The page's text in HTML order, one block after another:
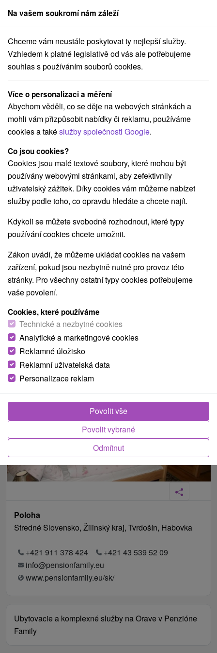
člen skupinySorger
Slovensko Žilinský kraj Habovka Pension Family Habovka
Pension Family Habovka
Habovka
Rezervovat přes booking
REZERVACE A VÝBĚR POBYTU
Kontaktujte přímo ubytovatele.
Navigovat do místa
O ZAŘÍZENÍ VYBAVENÍ
Poloha
Stredné Slovensko, Žilinský kraj, Tvrdošín, Habovka
+421 911 378 424
+421 43 539 52 09
info@pensionfamily.eu
www.pensionfamily.eu/sk/
Ubytovacie a komplexné služby na Orave v Penzióne
Family
Na vašem soukromí nám záleží
Chceme vám neustále poskytovat ty nejlepší služby.
Vzhledem k platné legislativě od vás ale potřebujeme
souhlas s používáním souborů cookies.
Více o personalizaci a měření
Abychom věděli, co se děje na webových stránkách a
mohli vám přizpůsobit nabídky či reklamu, používáme
cookies a takéslužby společnosti Google.
Co jsou cookies?
Cookies jsou malé textové soubory, které mohou být
používány webovými stránkami, aby zefektivnily
uživatelský zážitek. Díky cookies vám můžeme nabízet
služby podle toho, co opravdu hledáte a chcete najít.
Kdykoli se můžete svobodně rozhodnout, které typy
používání cookies chcete umožnit.
Zákon uvádí, že můžeme ukládat cookies na vašem
zařízení, pokud jsou nezbytně nutné pro provoz této
stránky. Pro všechny ostatní typy cookies potřebujeme
vaše povolení.
Cookies, které používáme
Technické a nezbytné cookies
Analytické a marketingové cookies
Reklamné úložisko
Reklamní uživatelská data
Personalizace reklam
Odmítnut
Povolit vybrané
Povolit vše